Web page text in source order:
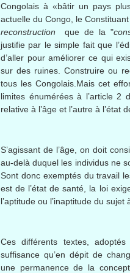
Congolais à «bâtir un pays
actuelle du Congo, le
reconstruction
que de la "
justifie par le simple fait que
d’aller pour améliorer ce qui
sur des ruines. Construire ou
tous les Congolais.Mais cet
limites énumérées à l’article 2
relative à l’âge et l’autre à l’état
S’agissant de l’âge, on doit
au-delà duquel les individus ne
Sont donc exemptés du travail
est de l’état de santé, la loi
l’aptitude ou l’inaptitude du sujet
Ces différents textes,
suffisance qu’en dépit de
une permanence de la